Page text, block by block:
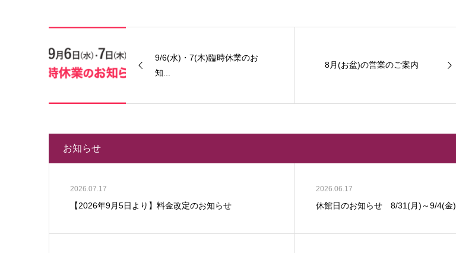
9/6(水)・7(木)臨時休業のお
知...
8月(お盆)の営業のご案内
お知らせ
2026.07.17
【2026年9月5日より】料金改定のお知らせ
2026.06.17
休館日のお知らせ 8/31(月)～9/4(金)